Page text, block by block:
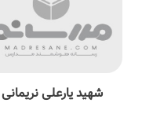
شهید یارعلی نریمانی